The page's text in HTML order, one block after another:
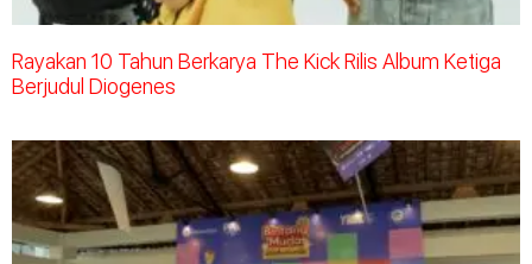
Rayakan 10 Tahun Berkarya The Kick Rilis Album Ketiga
Berjudul Diogenes